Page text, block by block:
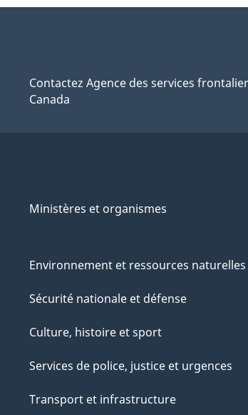
Contactez Agence des services
Canada
Ministères et organismes
Environnement et ressources naturelles
Sécurité nationale et défense
Culture, histoire et sport
Services de police, justice et urgences
Transport et infrastructure